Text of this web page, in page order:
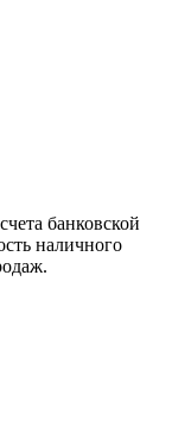
банковской
наличного